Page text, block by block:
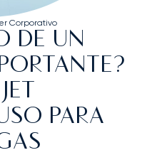
Corporativo
DE UN
PARA